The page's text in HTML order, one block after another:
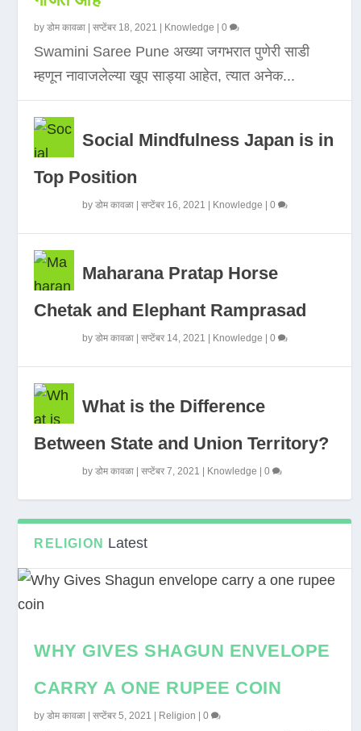
byडोम कावळा |सप्टेंबर 18, 2021 Knowledge |0
Swamini Saree Pune अख्या जगभरात पुणेरी साडी
म्हणून नावाजलेल्या खूप साड्या आहेत, त्यात अनेक...
Social Mindfulness Japan is in
Top Position
byडोम कावळा |सप्टेंबर 16, 2021 Knowledge |0
Maharana Pratap Horse
Chetak and Elephant Ramprasad
byडोम कावळा |सप्टेंबर 14, 2021 Knowledge |0
What is the Difference
Between State and Union Territory?
byडोम कावळा |सप्टेंबर 7, 2021 Knowledge |0
RELIGION Latest
WHY GIVES SHAGUN ENVELOPE
CARRY A ONE RUPEE COIN
byडोम कावळा |सप्टेंबर 5, 2021 Religion |0